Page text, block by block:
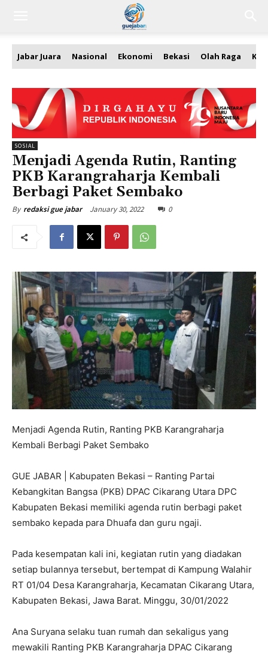
Jabar Juara Nasional Ekonomi Bekasi Olah Raga
SOSIAL
Menjadi Agenda Rutin, Ranting
PKB Karangraharja Kembali
Berbagi Paket Sembako
By redaksi gue jabar January 30, 2022 0
Menjadi Agenda Rutin, Ranting PKB Karangraharja
Kembali Berbagi Paket Sembako
GUE JABAR | Kabupaten Bekasi – Ranting Partai
Kebangkitan Bangsa (PKB) DPAC Cikarang Utara DPC
Kabupaten Bekasi memiliki agenda rutin berbagi paket
sembako kepada para Dhuafa dan guru ngaji.
Pada kesempatan kali ini, kegiatan rutin yang diadakan
setiap bulannya tersebut, bertempat di Kampung Walahir
RT 01/04 Desa Karangraharja, Kecamatan Cikarang Utara,
Kabupaten Bekasi, Jawa Barat. Minggu, 30/01/2022
Ana Suryana selaku tuan rumah dan sekaligus yang
mewakili Ranting PKB Karangraharja DPAC Cikarang